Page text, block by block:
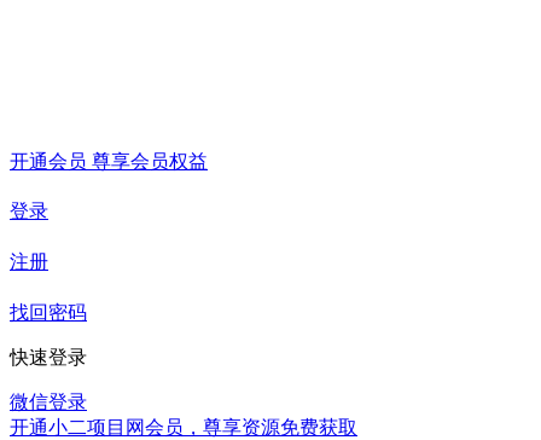
开通会员 尊享会员权益
登录
注册
找回密码
快速登录
微信登录
开通小二项目网会员，尊享资源免费获取